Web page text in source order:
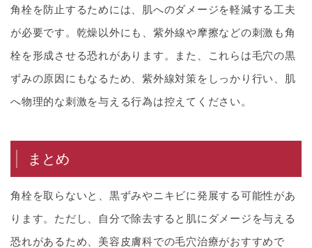
角栓を防止するためには、肌へのダメージを軽減する工夫
が必要です。乾燥以外にも、紫外線や摩擦などの刺激も角
栓を形成させる恐れがあります。また、これらは毛穴の黒
ずみの原因にもなるため、紫外線対策をしっかり行い、肌
へ物理的な刺激を与える行為は控えてください。
まとめ
角栓を取らないと、黒ずみやニキビに発展する可能性があ
ります。ただし、自分で除去すると肌にダメージを与える
恐れがあるため、美容皮膚科での毛穴治療がおすすめで